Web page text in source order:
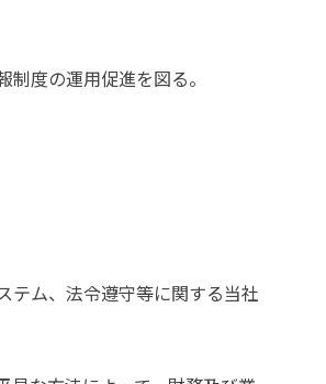
度の運用促進を図る。
ム、法令遵守等に関する当社